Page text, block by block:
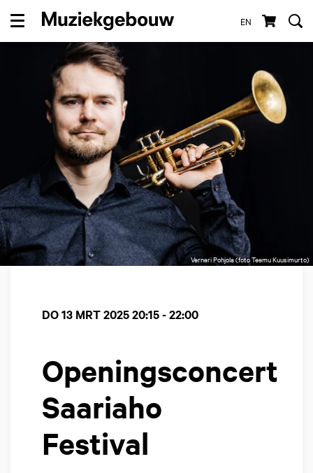
EN
Menu
Verneri Pohjola (foto Teemu Kuusimurto)
Openingsconcert
Saariaho
Festival
DO 13 MRT 202520:15 - 22:00